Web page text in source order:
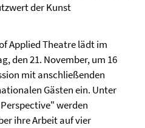
der Kunst
Applied Theatre lädt im
den 21. November, um 16
mit anschließenden
Gästen ein. Unter
werden
ihre Arbeit auf vier